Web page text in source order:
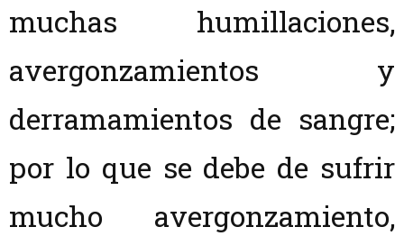
muchas humillaciones,
avergonzamientos y
derramamientos de sangre;
por lo que se debe de sufrir
mucho avergonzamiento,